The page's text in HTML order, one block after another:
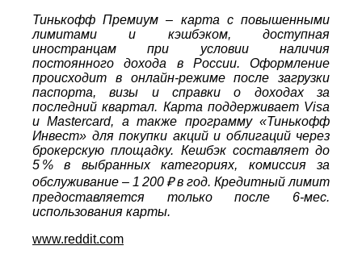
Тинькофф Премиум – карта с повышенными
лимитами и кэшбэком, доступная
иностранцам при условии наличия
постоянного дохода в России. Оформление
происходит в онлайн‑режиме после загрузки
паспорта, визы и справки о доходах за
последний квартал. Карта поддерживает Visa
и Mastercard, а также программу «Тинькофф
Инвест» для покупки акций и облигаций через
брокерскую площадку. Кешбэк составляет до
5 % в выбранных категориях, комиссия за
обслуживание – 1 200 ₽ в год. Кредитный лимит
предоставляется только после 6‑мес.
использования карты.
www.reddit.com